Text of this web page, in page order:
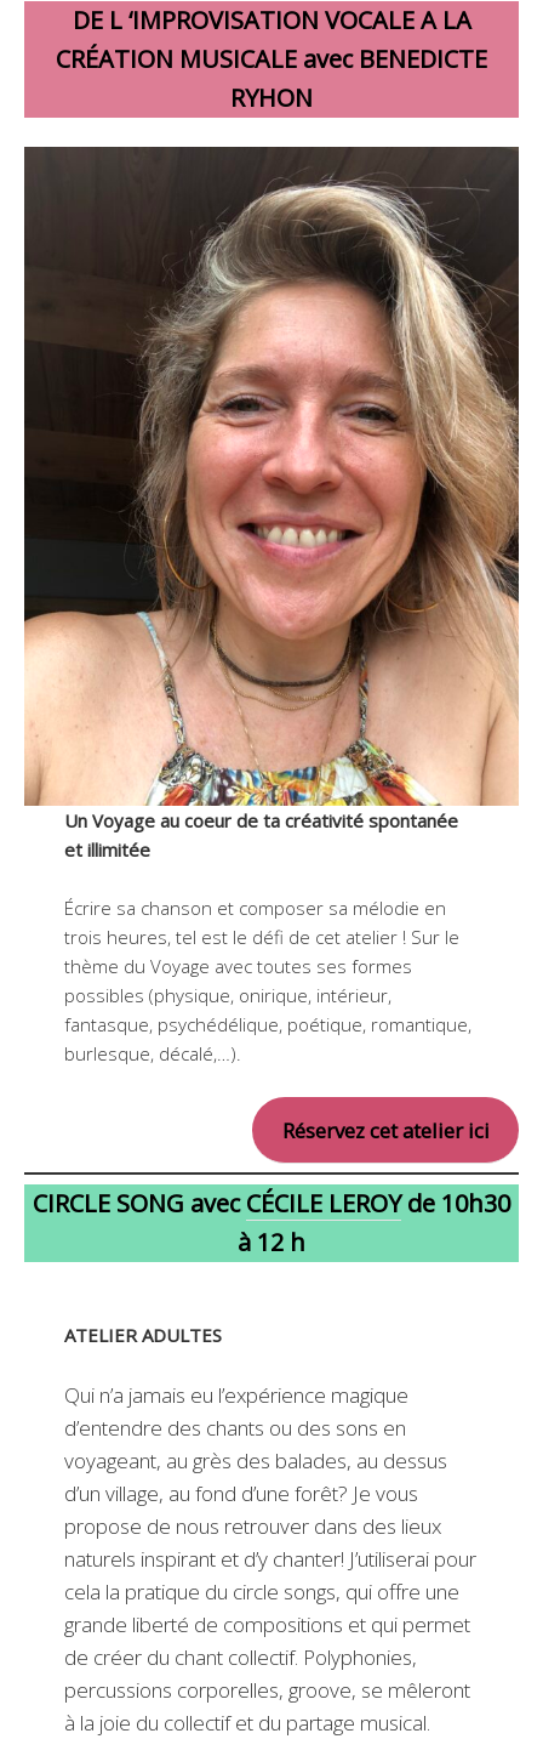
DE L ‘IMPROVISATION VOCALE A LA
CRÉATION MUSICALE avec BENEDICTE
RYHON
Un Voyage au coeur de ta créativité spontanée
et illimitée
Écrire sa chanson et composer sa mélodie en
trois heures, tel est le défi de cet atelier ! Sur le
thème du Voyage avec toutes ses formes
possibles (physique, onirique, intérieur,
fantasque, psychédélique, poétique, romantique,
burlesque, décalé,…).
Réservez cet atelier ici
CIRCLE SONG avecCÉCILE LEROY de 10h30
à 12 h
ATELIER ADULTES
Qui n’a jamais eu l’expérience magique
d’entendre des chants ou des sons en
voyageant, au grès des balades, au dessus
d’un village, au fond d’une forêt? Je vous
propose de nous retrouver dans des lieux
naturels inspirant et d’y chanter! J’utiliserai pour
cela la pratique du circle songs, qui offre une
grande liberté de compositions et qui permet
de créer du chant collectif. Polyphonies,
percussions corporelles, groove, se mêleront
à la joie du collectif et du partage musical.